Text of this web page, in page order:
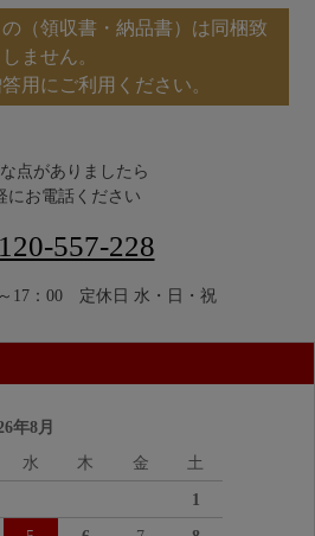
（領収書・納品書）は同梱致
しません。
用にご利用ください。
点がありましたら
にお電話ください
557-228
17：00 定休日 水・日・祝
年8月
水 木 金 土
1